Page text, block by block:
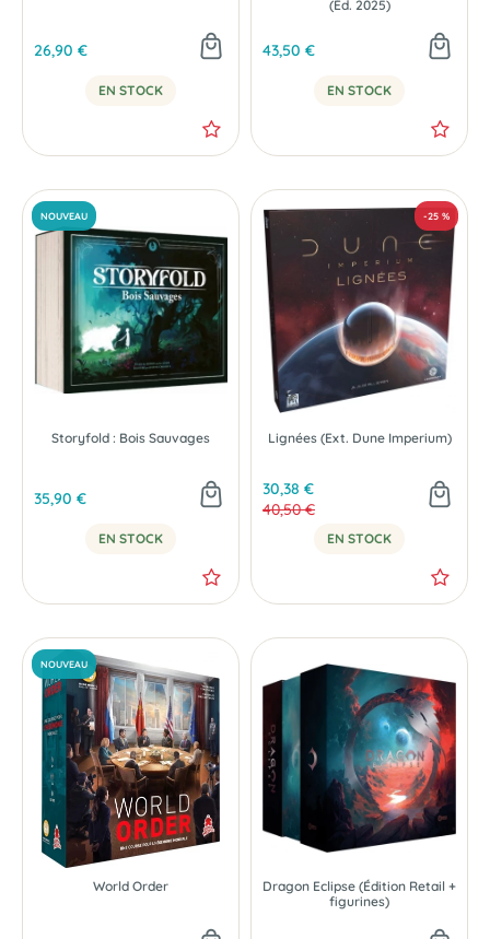
26,90 €
EN STOCK
(Éd. 2025)
43,50 €
EN STOCK
Storyfold : Bois Sauvages
35,90 €
EN STOCK
Lignées (Ext. Dune Imperium)
30,38 €
40,50 €
EN STOCK
World Order
Dragon Eclipse (Édition Retail +
figurines)